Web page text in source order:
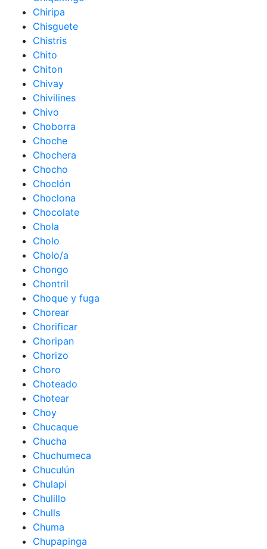
Chiripa
Chisguete
Chistris
Chito
Chiton
Chivay
Chivilines
Chivo
Choborra
Choche
Chochera
Chocho
Choclón
Choclona
Chocolate
Chola
Cholo
Cholo/a
Chongo
Chontril
Choque y fuga
Chorear
Chorificar
Choripan
Chorizo
Choro
Choteado
Chotear
Choy
Chucaque
Chucha
Chuchumeca
Chuculún
Chulapi
Chulillo
Chulls
Chuma
Chupapinga